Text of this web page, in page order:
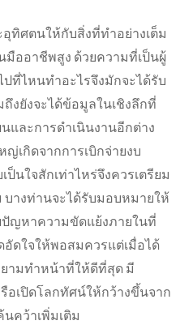
ทิศตนให้กับสิ่งที่ทำอย่างเต็ม
มืออาชีพสูง ด้วยความที่เป็นผู้
ที่ไหนทำอะไรจึงมักจะได้รับ
งยังจะได้ข้อมูลในเชิงลึกที่
และการดำเนินงานอีกต่าง
เกิดจากการเบิกจ่ายงบ
นใจสักเท่าไหร่จึงควรเตรียม
บางท่านจะได้รับมอบหมายให้
ปัญหาความขัดแย้งภายในที่
ดใจให้พอสมควรแต่เมื่อได้
ยามทำหน้าที่ให้ดีที่สุด มี
อเปิดโลกทัศน์ให้กว้างขึ้นจาก
คว้าเพิ่มเติม